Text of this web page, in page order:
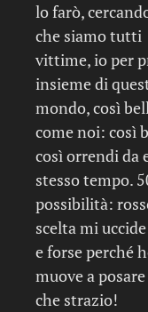
lo farò,
che siamo tutti
vittime, io per
insieme di
mondo, così
come noi: così
così orrendi da
stesso tempo.
possibilità:
scelta mi
e forse perché
muove a
che strazio!